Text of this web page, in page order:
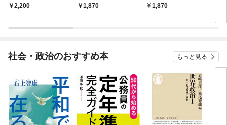
い子」サポートＢＯＯ
￥2,200
験２０２７
￥1,870
験２０２７
￥1,870
社会・政治のおすすめ本 もっと見る